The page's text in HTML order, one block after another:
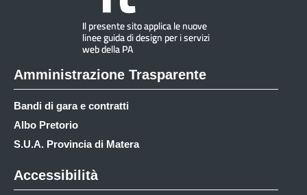
Amministrazione Trasparente
Bandi di gara e contratti
Albo Pretorio
S.U.A. Provincia di Matera
Accessibilità